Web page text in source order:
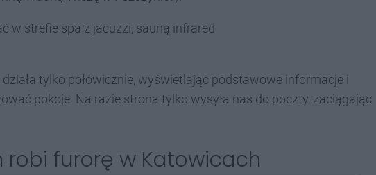
w strefie spa z jacuzzi, sauną infrared
tylko połowicznie, wyświetlając podstawowe informacje i
pokoje. Na razie strona tylko wysyła nas do poczty, zaciągając
robi furorę w Katowicach